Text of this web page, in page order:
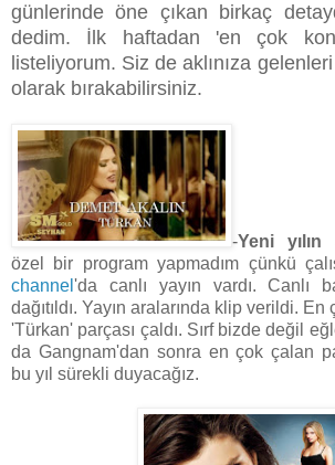
günlerinde öne çıkan birkaç
dedim. İlk haftadan 'en çok
listeliyorum. Siz de aklınıza
olarak bırakabilirsiniz.
-Yeni yılın
özel bir program yapmadım çünkü
channel 'da canlı yayın vardı. Canlı
dağıtıldı. Yayın aralarında klip verildi. En
'Türkan' parçası çaldı. Sırf bizde değil
da Gangnam'dan sonra en çok çalan
bu yıl sürekli duyacağız.